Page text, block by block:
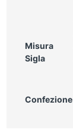
Misura
Sigla
Confezione